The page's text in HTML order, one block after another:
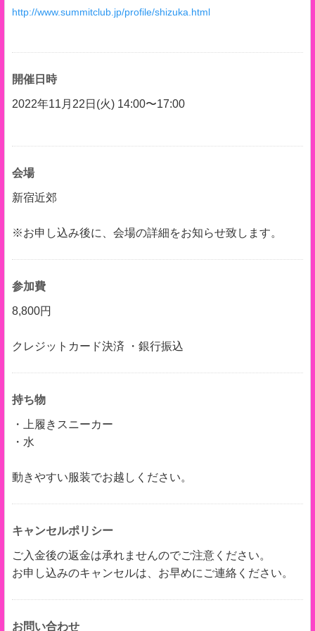
http://www.summitclub.jp/profile/shizuka.html
開催日時
2022年11月22日(火) 14:00〜17:00
会場
新宿近郊
※お申し込み後に、会場の詳細をお知らせ致します。
参加費
8,800円
クレジットカード決済 ・銀行振込
持ち物
・上履きスニーカー
・水
動きやすい服装でお越しください。
キャンセルポリシー
ご入金後の返金は承れませんのでご注意ください。
お申し込みのキャンセルは、お早めにご連絡ください。
お問い合わせ